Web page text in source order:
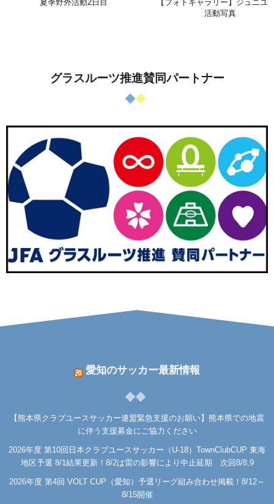
夏季野外活動2日目
【フォトギャラリー】ジュニユ
活動写真
グラスルーツ推進賛同パートナー
愛知のサッカー最新情報
【熊本県クラブユースサッカー連盟緊急支援のお願い】熊本県での地震
に伴う支援募金にご協力ください
2026年度 第10回日本クラブユースサッカー（U-18）TownClubCUP 東海
地区予選 8/1結果更新！8/2は雷の影響により中止延期 次回8/8,9
2026年度 第4回 VOLT CUP（愛知）予選リーグ組み合わせ掲載！8/12～
8/15開催